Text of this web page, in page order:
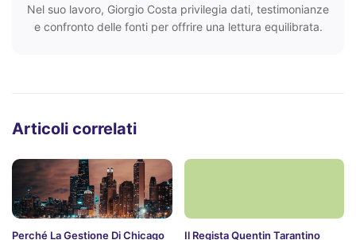
Nel suo lavoro, Giorgio Costa privilegia dati, testimonianze
e confronto delle fonti per offrire una lettura equilibrata.
Articoli correlati
Perché La Gestione Di Chicago
Il Regista Quentin Tarantino